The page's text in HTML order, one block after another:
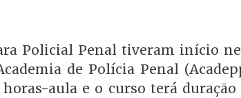
Policial Penal tiveram início
de Polícia Penal
aula e o curso terá